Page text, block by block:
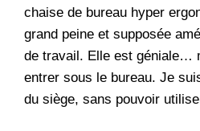
chaise de bureau hyper
grand peine et supposée
de travail. Elle est géniale…
entrer sous le bureau. Je
du siège, sans pouvoir